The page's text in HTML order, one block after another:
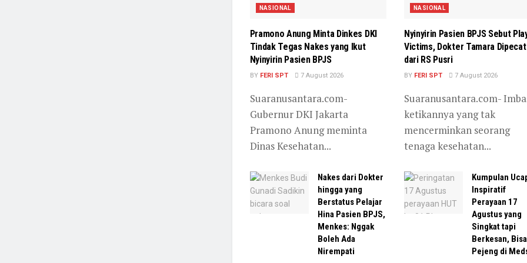
NASIONAL
Pramono Anung Minta Dinkes DKI
Tindak Tegas Nakes yang Ikut
Nyinyirin Pasien BPJS
BY FERI SPT 7 August 2026
Suaranusantara.com-
Gubernur DKI Jakarta
Pramono Anung meminta
Dinas Kesehatan...
NASIONAL
Nyinyirin Pasien BPJS Sebut
Victims, Dokter Tamara Dipecat
dari RS Pusri
BY FERI SPT 7 August 2026
Suaranusantara.com-
ketikannya yang tak
mencerminkan seorang
tenaga kesehatan...
Nakes dari Dokter
hingga yang
Berstatus Pelajar
Hina Pasien BPJS,
Menkes: Nggak
Boleh Ada
Nirempati
Kumpulan
Inspiratif
Perayaan 17
Agustus yang
Singkat tapi
Berkesan, Bisa
Pejeng di